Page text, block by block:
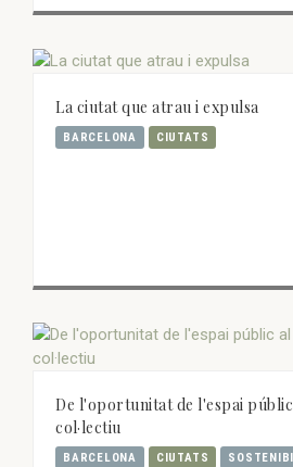
La ciutat que atrau i expulsa
BARCELONA CIUTATS
De l'oportunitat de l'espai
col·lectiu
BARCELONA CIUTATS